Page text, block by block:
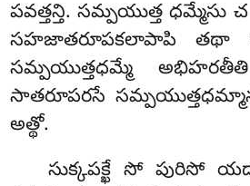
పవత్తన్తి. సమ్పయుత్త
సహజాతరూపకలాపాపి తథా
సమ్పయుత్తధమ్మే
సాతరూపరసే
అత్థో.
సుక్కపక్ఖే సో పురిసో